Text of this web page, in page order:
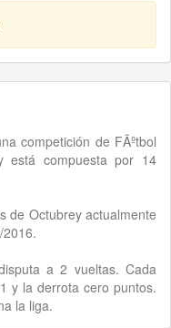
competición de FÃºtbol
está compuesta por 14
de Octubrey actualmente
a 2 vueltas. Cada
y la derrota cero puntos.
la liga.